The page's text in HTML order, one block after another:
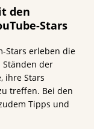
den
Stars
Stars erleben die
Ständen der
ihre Stars
treffen. Bei den
Tipps und